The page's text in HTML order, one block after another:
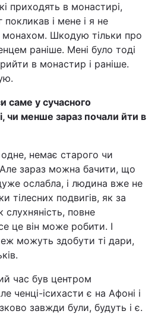
приходять в монастирі,
і мене і я не
Шкодую тільки про
раніше. Мені було тоді
в монастир і раніше.
саме у сучасного
чи менше зараз почали йти в
немає старого чи
зараз можна бачити, що
ослабла, і людина вже не
тілесних подвигів, як за
слухняність, повне
це він може робити. І
можуть здобути ті дари,
час був центром
ченці-ісихасти є на Афоні і
завжди були, будуть і є.